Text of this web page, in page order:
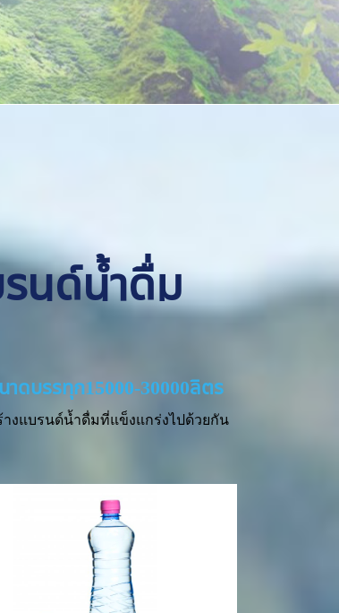
นด์น้ำดื่ม
าดบรรทุก15000-30000ลิตร
งแบรนด์น้ำดื่มที่แข็งแกร่งไปด้วยกัน